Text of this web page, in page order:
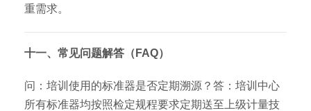
重需求。
十一、常见问题解答（FAQ）
问：培训使用的标准器是否定期溯源？答：培训中心
所有标准器均按照检定规程要求定期送至上级计量技